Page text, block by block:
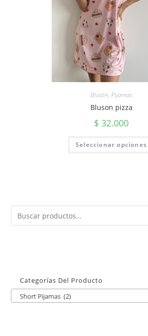
Blusón, Pijamas
Bluson pizza
$ 32.000
Seleccionar opciones
Categorías Del Producto
Short Pijamas (2)